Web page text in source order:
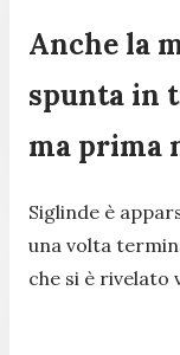
Anche la
spunta in
ma prima
Siglinde è
una volta
che si è rivelato